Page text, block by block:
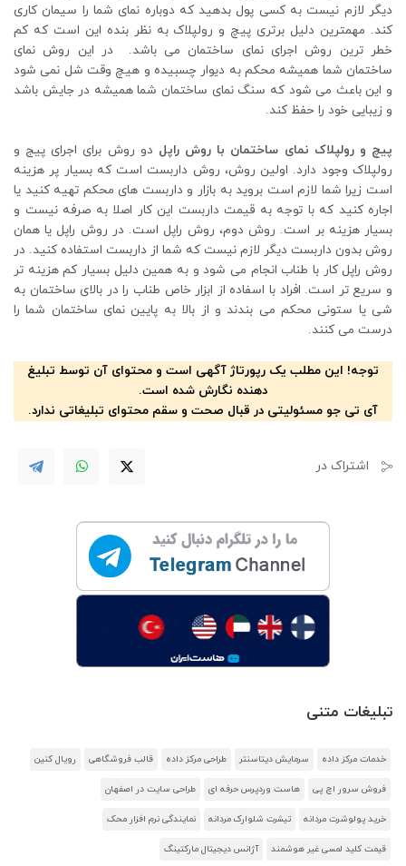
دیگر لازم نیست به کسی پول بدهید که دوباره نمای شما را سیمان کاری
کند. مهمترین دلیل برتری پیچ و رولپلاک به نظر بنده این است که کم
خطر ترین روش اجرای نمای ساختمان می باشد. در این روش نمای
ساختمان شما همیشه محکم به دیوار چسبیده و هیچ وقت شل نمی شود
و این باعث می شود که سنگ نمای ساختمان شما همیشه در جایش باشد
و زیبایی خود را حفظ کند.
پیچ و رولپلاک نمای ساختمان با روش راپل دو روش برای اجرای پیج و
رولپلاک وجود دارد. اولین روش، روش داربست است که بسیار پر هزینه
است زیرا شما لازم است بروید به بازار و داربست های محکم تهیه کنید یا
اجاره کنید که با توجه به قیمت داربست این کار اصلا به صرفه نیست و
بسیار هزینه بر است. روش دوم، روش راپل است. در روش راپل یا همان
روش بدون داربست دیگر لازم نیست که شما از داربست استفاده کنید. در
روش راپل کار با طناب انجام می شود و به همین دلیل بسیار کم هزینه تر
و سریع تر است. افراد با اسفاده از ابزار خاص طناب را در بالای ساختمان به
شی یا ستونی محکم می بندند و از بالا به پایین نمای ساختمان شما را
درست می کنند.
توجه! این مطلب یک رپورتاژ آگهی است و محتوای آن توسط تبلیغ
دهنده نگارش شده است.
آی تی جو مسئولیتی در قبال صحت و سقم محتوای تبلیغاتی ندارد.
اشتراک در
تبلیغات متنی
خدمات مرکز داده سرمایش دیتاسنتر طراحی مرکز داده قالب فروشگاهی رویال کنین
فروش سرور اچ پی هاست وردپرس حرفه ای طراحی سایت در اصفهان
خرید پولوشرت مردانه تیشرت شلوارک مردانه نمایندگی نرم افزار محک
قیمت کلید لمسی غیر هوشمند آژانس دیجیتال مارکتینگ